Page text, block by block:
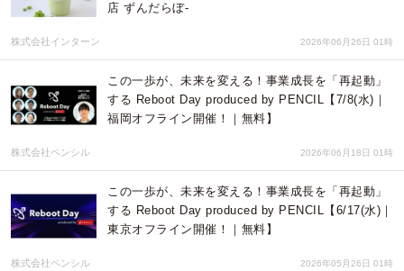
店 ずんだらぼ-
株式会社インターン 2026年06月26日 01時
この一歩が、未来を変える！事業成長を「再起動」
する Reboot Day produced by PENCIL【7/8(水)｜
福岡オフライン開催！｜無料】
株式会社ペンシル 2026年06月18日 01時
この一歩が、未来を変える！事業成長を「再起動」
する Reboot Day produced by PENCIL【6/17(水)｜
東京オフライン開催！｜無料】
株式会社ペンシル 2026年05月26日 01時